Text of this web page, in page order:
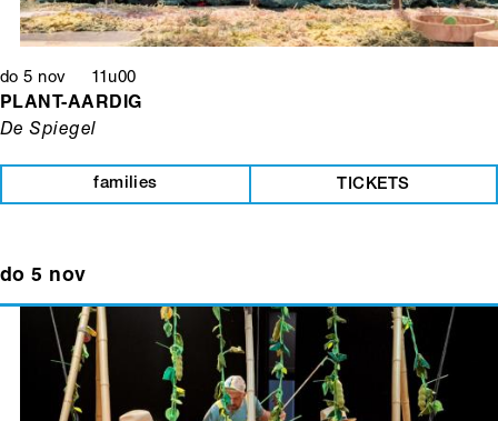
do 5 nov 11u00
PLANT-AARDIG
De Spiegel
families TICKETS
do 5 nov